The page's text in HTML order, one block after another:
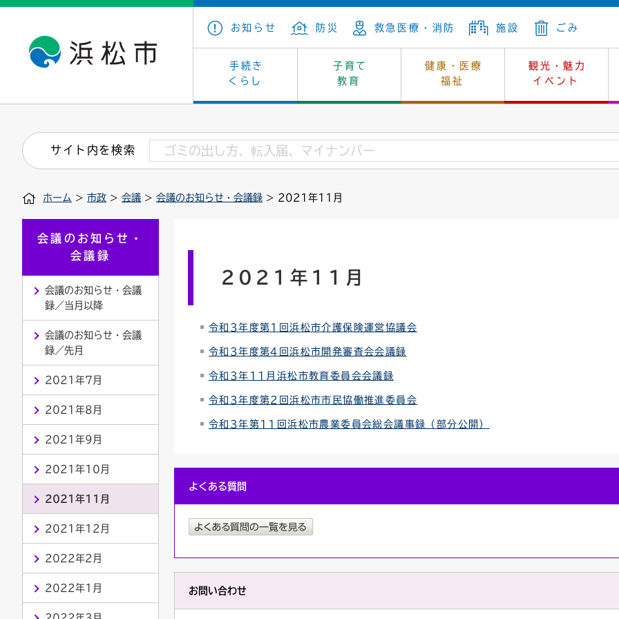
お知らせ 防災 救急医療・消防 施設 ごみ
手続き
くらし
子育て
教育
健康・医療
福祉
観光・魅力
イベント
戸籍・住民の手続き 保険・年金 上下水道
住まい・建築 墓地・斎場 消費生活
税金 法人税
道路・交通・河川
道路台帳
連絡ごみ
子育て・青少年・若者 教育 生涯学習
看護専門学校 学級閉鎖 幼稚園一覧
小学校一覧
健康・医療 福祉 休日当番医
介護保険 保健所
文化・芸術 文化財 レジャー・スポーツ
浜松・浜名湖だいすきネット はじめよう、ハマライフ
産業振興 カーボンニュートラル 土地
発注情報(入札・契約) 福祉・介護 環境対策
募集 雇用・就労
市の概要 庁舎案内 市長の部屋
外郭団体 統計 選挙
職員採用 市有財産
行政区
附属機関
ユニバーサルデザイン
サイト内を検索
ホーム > 市政 > 会議 > 会議のお知らせ・会議録 > 2021年11月
会議のお知らせ・
会議録
会議のお知らせ・会議
録／当月以降
会議のお知らせ・会議
録／先月
2021年7月
2021年8月
2021年9月
2021年10月
2021年11月
2021年12月
2022年2月
2022年1月
2021年11月
令和3年度第1回浜松市介護保険運営協議会
令和3年度第4回浜松市開発審査会会議録
令和3年11月浜松市教育委員会会議録
令和3年度第2回浜松市市民協働推進委員会
令和3年第11回浜松市農業委員会総会議事録（部分公開）
よくある質問
お問い合わせ